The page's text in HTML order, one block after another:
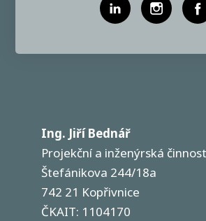
Ing. Jiří Bednář
Projekční a inženýrská činnost
Štefánikova 244/18a
742 21 Kopřivnice
ČKAIT: 1104170